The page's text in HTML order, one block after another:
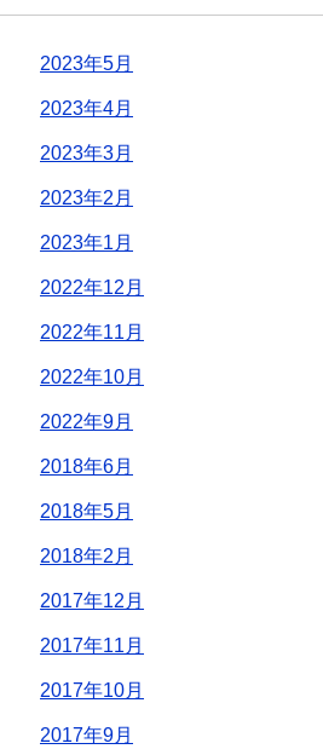
2023年5月
2023年4月
2023年3月
2023年2月
2023年1月
2022年12月
2022年11月
2022年10月
2022年9月
2018年6月
2018年5月
2018年2月
2017年12月
2017年11月
2017年10月
2017年9月